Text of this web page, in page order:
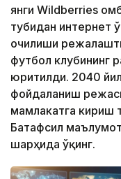
янги Wildberries
тубидан интернет
очилиши
футбол клубининг
юритилди. 2040
фойдаланиш
мамлакатга кириш
Батафсил
шарҳида ўқинг.